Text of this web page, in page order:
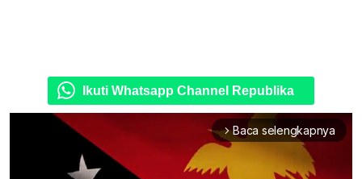
Ikuti Whatsapp Channel Republika
arrow_forward_ios Baca selengkapnya